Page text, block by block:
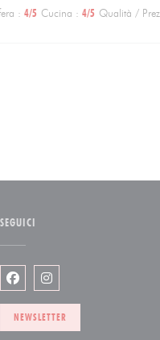
: 4/5 Cucina : 4/5 Qualità /
SEGUICI
Facebook ((apre una nuova
Instagram ((apre
NEWSLETTER